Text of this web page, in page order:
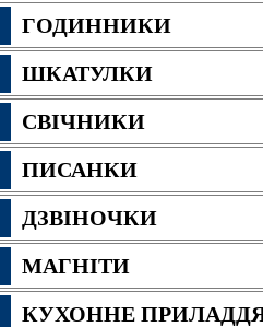
ГОДИННИКИ
ШКАТУЛКИ
СВІЧНИКИ
ПИСАНКИ
ДЗВІНОЧКИ
МАГНІТИ
КУХОННЕ